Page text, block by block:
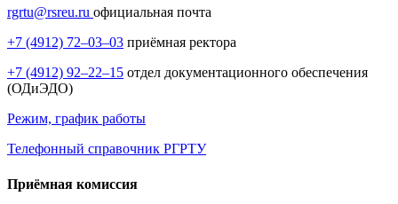
rgrtu@rsreu.ru официальная почта
+7 (4912) 72–03–03 приёмная ректора
+7 (4912) 92–22–15 отдел документационного обеспечения
(ОДиЭДО)
Режим, график работы
Телефонный справочник РГРТУ
Приёмная комиссия